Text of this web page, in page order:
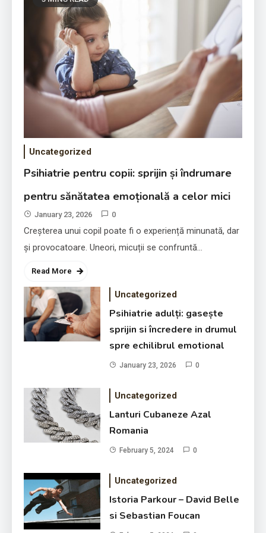
si încredere in drumul spre
echilibrul emotional
January 23, 2026
Lanturi Cubaneze Azal Romania
February 5, 2024
Uncategorized
Psihiatrie pentru copii: sprijin și îndrumare
pentru sănătatea emoțională a celor mici
January 23, 2026 0
Creșterea unui copil poate fi o experiență minunată, dar
și provocatoare. Uneori, micuții se confruntă…
Read More
Uncategorized
Psihiatrie adulți: gasește
sprijin si încredere in drumul
spre echilibrul emotional
January 23, 2026 0
Uncategorized
Lanturi Cubaneze Azal
Romania
February 5, 2024 0
Uncategorized
Istoria Parkour – David Belle
si Sebastian Foucan